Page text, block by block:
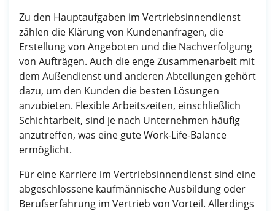
Zu den Hauptaufgaben im Vertriebsinnendienst
zählen die Klärung von Kundenanfragen, die
Erstellung von Angeboten und die Nachverfolgung
von Aufträgen. Auch die enge Zusammenarbeit mit
dem Außendienst und anderen Abteilungen gehört
dazu, um den Kunden die besten Lösungen
anzubieten. Flexible Arbeitszeiten, einschließlich
Schichtarbeit, sind je nach Unternehmen häufig
anzutreffen, was eine gute Work-Life-Balance
ermöglicht.
Für eine Karriere im Vertriebsinnendienst sind eine
abgeschlossene kaufmännische Ausbildung oder
Berufserfahrung im Vertrieb von Vorteil. Allerdings